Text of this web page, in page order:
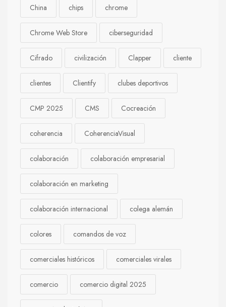
China chips chrome
Chrome Web Store ciberseguridad
Cifrado civilización Clapper cliente
clientes Clientify clubes deportivos
CMP 2025 CMS Cocreación
coherencia CoherenciaVisual
colaboración colaboración empresarial
colaboración en marketing
colaboración internacional colega alemán
colores comandos de voz
comerciales históricos comerciales virales
comercio comercio digital 2025